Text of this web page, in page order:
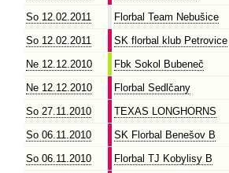
So 12.02.2011
Florbal Team Nebušice
So 12.02.2011
SK florbal klub Petrovice
Ne 12.12.2010
Fbk Sokol Bubeneč
Ne 12.12.2010
Florbal Sedlčany
So 27.11.2010
TEXAS LONGHORNS
So 06.11.2010
SK Florbal Benešov B
So 06.11.2010
Florbal TJ Kobylisy B